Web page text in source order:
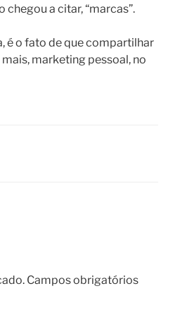
a citar, “marcas”.
é o fato de que compartilhar
marketing pessoal, no
Campos obrigatórios